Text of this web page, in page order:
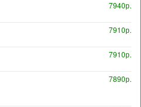
7940р.
7910р.
7910р.
7890р.